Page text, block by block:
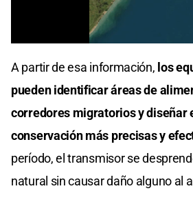
32
A partir de esa información, los
pueden identificar áreas de
corredores migratorios y diseñar
conservación más precisas y
período, el transmisor se
natural sin causar daño alguno al